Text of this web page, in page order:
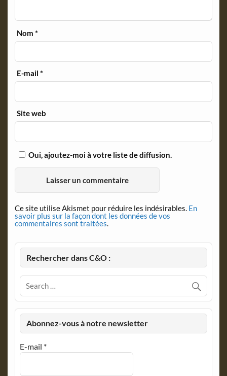
Nom*
E-mail*
Site web
Oui, ajoutez-moi à votre liste de diffusion.
Ce site utilise Akismet pour réduire les indésirables. En
savoir plus sur la façon dont les données de vos
commentaires sont traitées.
Rechercher dans C&O :
Abonnez-vous à notre newsletter
E-mail *